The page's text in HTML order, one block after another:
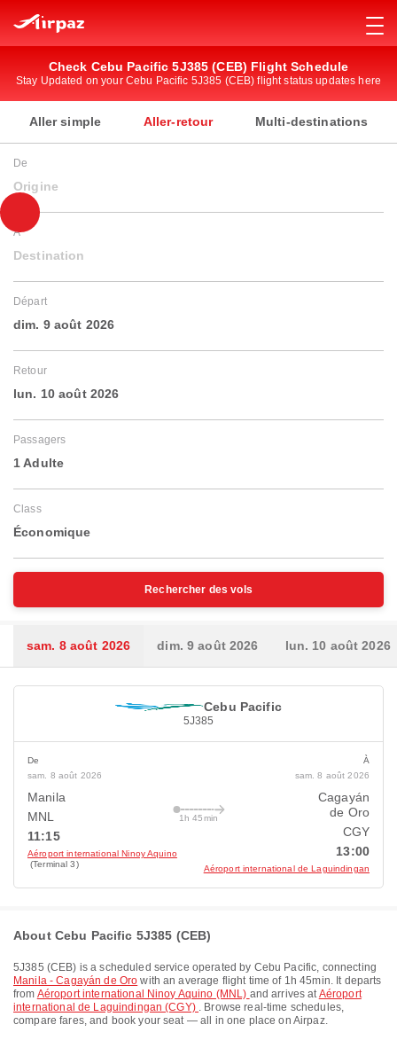
Check Cebu Pacific 5J385 (CEB) Flight Schedule
Stay Updated on your Cebu Pacific 5J385 (CEB) flight status updates here
Aller simple Aller-retour Multi-destinations
De
Origine
À
Destination
Départ
dim. 9 août 2026
Retour
lun. 10 août 2026
Passagers
1 Adulte
Class
Économique
Rechercher des vols
sam. 8 août 2026 dim. 9 août 2026 lun. 10 août 2026
Cebu Pacific
5J385
De
sam. 8 août 2026
Manila
MNL
11:15
Aéroport international Ninoy Aquino
(Terminal 3)
1h 45min
À
sam. 8 août 2026
Cagayán
de Oro
CGY
13:00
Aéroport international de Laguindingan
About Cebu Pacific 5J385 (CEB)
5J385 (CEB) is a scheduled service operated by Cebu Pacific, connecting
Manila - Cagayán de Oro with an average flight time of 1h 45min. It departs
from Aéroport international Ninoy Aquino (MNL) and arrives atAéroport
international de Laguindingan (CGY) . Browse real-time schedules,
compare fares, and book your seat — all in one place on Airpaz.